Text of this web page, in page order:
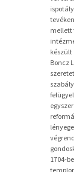
mellett
készült
Boncz
1704-